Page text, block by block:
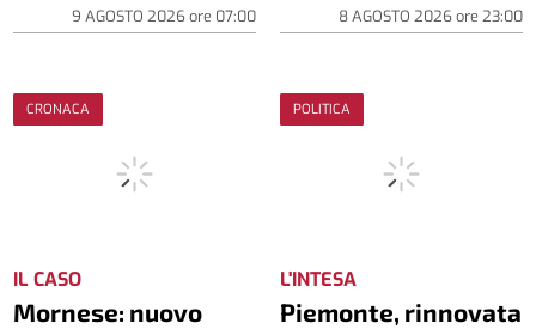
9 AGOSTO 2026ore 07:00 8 AGOSTO 2026ore 23:00
CRONACA
IL CASO
Mornese: nuovo
POLITICA
L'INTESA
Piemonte, rinnovata